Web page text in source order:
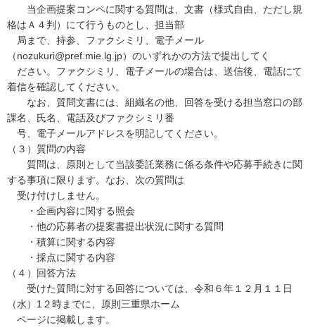
当企画提案コンペに関する質問は、文書（様式自由、ただし規
格はＡ４判）にて行うものとし、担当部
局まで、持参、ファクシミリ、電子メール
（nozukuri@pref.mie.lg.jp）のいずれかの方法で提出してく
ださい。ファクシミリ、電子メールの場合は、送信後、電話にて
着信を確認してください。
なお、質問文書には、組織名の他、回答を受ける担当窓口の部
課名、氏名、電話及びファクシミリ番
号、電子メールアドレスを明記してください。
（３）質問の内容
質問は、原則として当該委託業務に係る条件や応募手続きに関
する事項に限ります。なお、次の質問は
受け付けしません。
・企画内容に関する照会
・他の応募者の提案書提出状況に関する質問
・積算に関する内容
・採点に関する内容
（４）回答方法
受けた質問に対する回答については、令和６年１２月１１日
（水）1２時までに、原則三重県ホーム
ページに掲載します。